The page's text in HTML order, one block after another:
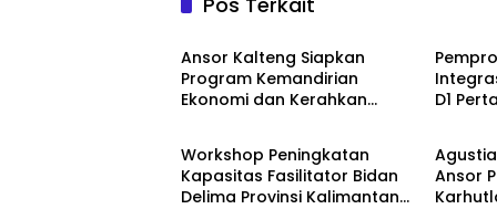
Berita
Ansor Kalteng Siapkan
Program Kemandirian
Ekonomi dan Kerahkan
D1
Berita
Workshop Peningkatan
Kapasitas Fasilitator Bidan
Delima Provinsi Kalimantan
Berita
Ansor